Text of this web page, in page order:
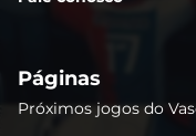
Páginas
Próximos jogos do